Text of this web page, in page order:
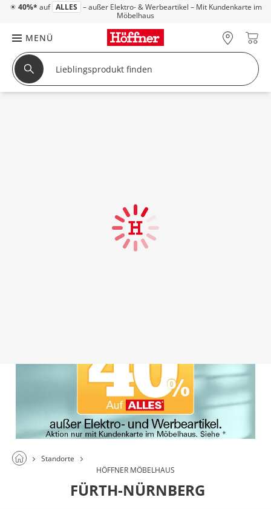
☀ 40%* auf ALLES – außer Elektro- & Werbeartikel – Mit Kundenkarte im
Möbelhaus
MENÜ
Standorte
HÖFFNER MÖBELHAUS
FÜRTH-NÜRNBERG